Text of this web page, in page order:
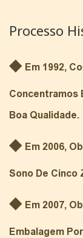
Processo
◆ Em 1992,
Concentramos
Boa Qualidade.
◆ Em 2006,
Sono De Cinco
◆ Em 2007,
Embalagem